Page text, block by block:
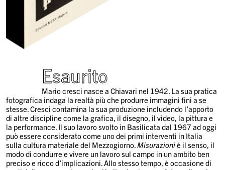
Esaurito
Mario cresci nasce a Chiavari nel 1942. La sua pratica
fotografica indaga la realtà più che produrre immagini fini a se
stesse. Cresci contamina la sua produzione includendo l’apporto
di altre discipline come la grafica, il disegno, il video, la pittura e
la performance. Il suo lavoro svolto in Basilicata dal 1967 ad oggi
può essere considerato come uno dei primi interventi in Italia
sulla cultura materiale del Mezzogiorno.Misurazioniè il senso, il
modo di condurre e vivere un lavoro sul campo in un ambito ben
preciso e ricco d’implicazioni. Allo stesso tempo, è occasione di